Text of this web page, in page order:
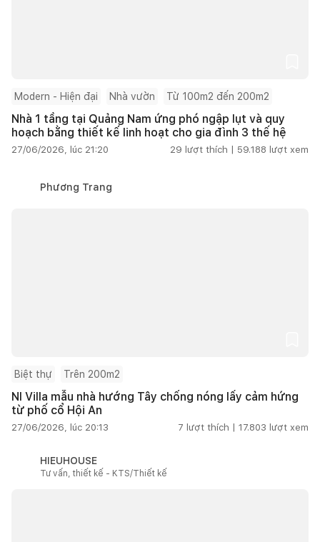
Modern - Hiện đại Nhà vườn Từ 100m2 đến 200m2
Nhà 1 tầng tại Quảng Nam ứng phó ngập lụt và quy
hoạch bằng thiết kế linh hoạt cho gia đình 3 thế hệ
27/06/2026, lúc 21:20 29 lượt thích | 59.188 lượt xem
Phương Trang
Biệt thự Trên 200m2
NI Villa mẫu nhà hướng Tây chống nóng lấy cảm hứng
từ phố cổ Hội An
27/06/2026, lúc 20:13 7 lượt thích | 17.803 lượt xem
HIEUHOUSE
Tư vấn, thiết kế - KTS/Thiết kế